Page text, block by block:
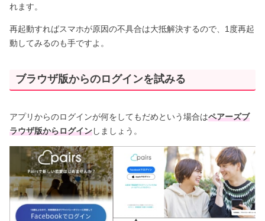
れます。
再起動すればスマホが原因の不具合は大抵解決するので、1度再起
動してみるのも手ですよ。
ブラウザ版からのログインを試みる
アプリからのログインが何をしてもだめという場合はペアーズブ
ラウザ版からログインしましょう。